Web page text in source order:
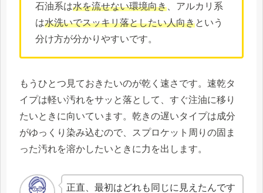
石油系は水を流せない環境向き 、アルカリ系
は水洗いでスッキリ落としたい人向きという
分け方が分かりやすいです。
もうひとつ見ておきたいのが乾く速さです。速乾タ
イプは軽い汚れをサッと落として、すぐ注油に移り
たいときに向いています。乾きの遅いタイプは成分
がゆっくり染み込むので、スプロケット周りの固ま
った汚れを溶かしたいときに力を出します。
正直、最初はどれも同じに見えたんです